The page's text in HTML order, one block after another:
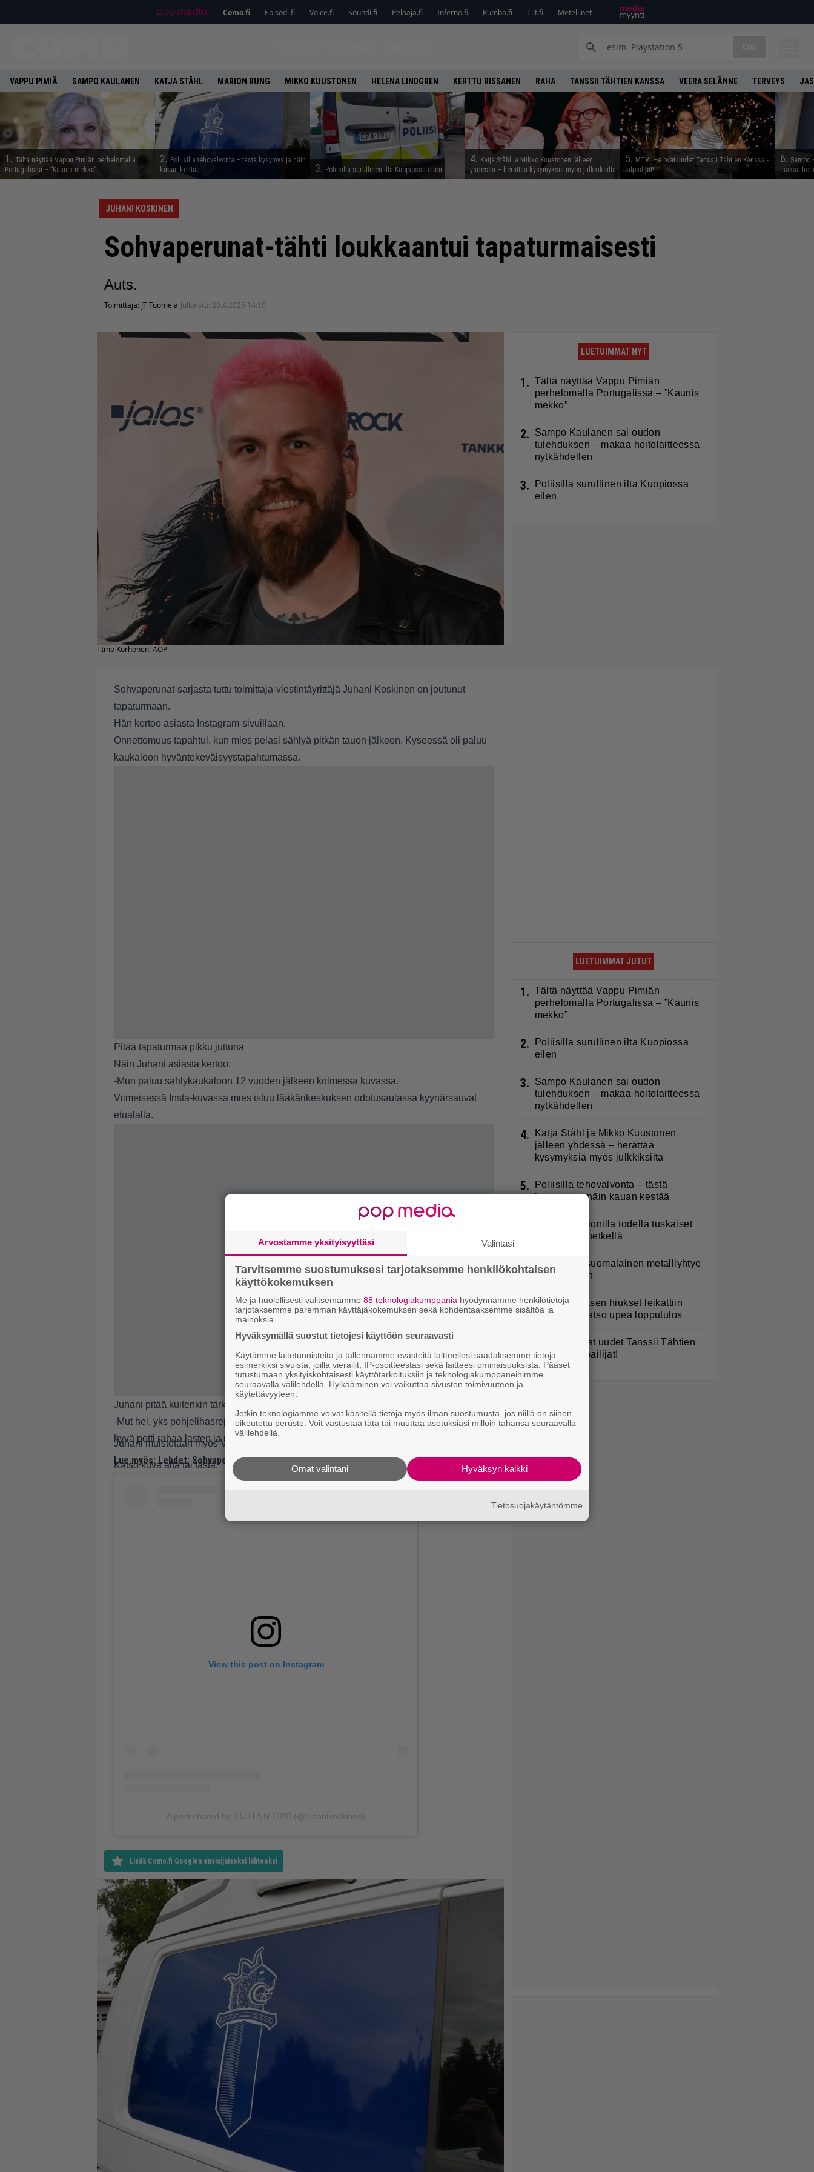
Como.fi Episodi.fi Voice.fi Soundi.fi Pelaaja.fi Inferno.fi Rumba.fi Tilt.fi Meteli.net
VAPPU PIMIÄ SAMPO KAULANEN KATJA STÅHL MARION RUNG MIKKO KUUSTONEN HELENA LINDGREN KERTTU RISSANEN RAHA TANSSII TÄHTIEN KANSSA VEERA SELÄNNE TERVEYS
1. Tältä näyttää Vappu Pimiän perhelomalla
Portugalissa – ”Kaunis mekko”
2. Poliisilla tehovalvonta – tästä kysymys ja näin
kauan kestää
3. Poliisilla surullinen ilta Kuopiossa eilen
4. Katja Ståhl ja Mikko Kuustonen jälleen
yhdessä – herättää kysymyksiä myös julkkiksilta
5.MTV: He ovat uudet Tanssii Tähtien Kanssa -
kilpailijat!
6. Sampo
makaa
JUHANI KOSKINEN
Sohvaperunat-tähti loukkaantui tapaturmaisesti
Auts.
Toimittaja: JT Tuomela Julkaistu: 20.4.2025 14:10
TImo Korhonen, AOP
LUETUIMMAT NYT
1. Tältä näyttää Vappu Pimiän
perhelomalla Portugalissa – ”Kaunis
mekko”
2.
Sampo Kaulanen sai oudon
tulehduksen – makaa hoitolaitteessa
nytkähdellen
3.
Poliisilla surullinen ilta Kuopiossa
eilen
Sohvaperunat-sarjasta tuttu toimittaja-viestintäyrittäjä Juhani Koskinen on joutunut
tapaturmaan.
Hän kertoo asiasta Instagram-sivuillaan.
Onnettomuus tapahtui, kun mies pelasi sählyä pitkän tauon jälkeen. Kyseessä oli paluu
kaukaloon hyväntekeväisyystapahtumassa.
Pitää tapaturmaa pikku juttuna
Näin Juhani asiasta kertoo:
-Mun paluu sählykaukaloon 12 vuoden jälkeen kolmessa kuvassa.
Viimeisessä Insta-kuvassa mies istuu lääkärikeskuksen odotusaulassa kyynärsauvat
etualalla.
Juhani pitää kuitenkin tärkeämpänä sitä, että hyvää saatiin aikaiseksi.
-Mut hei, yks pohjelihasrepeämä on pientä, kun hauskaa oli ja ennen kaikkea kerättiin
hyvä potti rahaa lasten ja nuorten urheiluharrastamiseen, hän kirjoittaa.
Juhani muistetaan myös Veronica Verhon aiempana kumppanina.
Lue myös: Lehdet: Sohvaperunat-Jormaa tähdättiin päähän – sai itse tuomion käräjillä
Katso kuva alta taitästä.
View this post on Instagram
A post shared by J U H A N I 🧙🏼‍♂️ (@juhanikoskinen)
Lisää Como.fi Googlen ensisijaiseksi lähteeksi
LUETUIMMAT JUTUT
1. Tältä näyttää Vappu Pimiän
perhelomalla Portugalissa – ”Kaunis
mekko”
2.
Poliisilla surullinen ilta Kuopiossa
eilen
3.
Sampo Kaulanen sai oudon
tulehduksen – makaa hoitolaitteessa
nytkähdellen
4.
Katja Ståhl ja Mikko Kuustonen
jälleen yhdessä – herättää
kysymyksiä myös julkkiksilta
5.
Poliisilla tehovalvonta – tästä
kysymys ja näin kauan kestää
Laulaja Marionilla todella tuskaiset
paikat tällä hetkellä
7. Rakastettu suomalainen metalliyhtye
tekee paluun
8. Kerttu Rissasen hiukset leikattiin
lyhyeksi – katso upea lopputulos
MTV: He ovat uudet Tanssii Tähtien
Kanssa -kilpailijat!
Arvostamme yksityisyyttäsi Valintasi
Tarvitsemme suostumuksesi tarjotaksemme henkilökohtaisen
käyttökokemuksen
Me ja huolellisesti valitsemamme 88 teknologiakumppania hyödynnämme henkilötietoja
tarjotaksemme paremman käyttäjäkokemuksen sekä kohdentaaksemme sisältöä ja
mainoksia.
Hyväksymällä suostut tietojesi käyttöön seuraavasti
Käytämme laitetunnisteita ja tallennamme evästeitä laitteellesi saadaksemme tietoja
esimerkiksi sivuista, joilla vierailit, IP-osoitteestasi sekä laitteesi ominaisuuksista. Pääset
tutustumaan yksityiskohtaisesti käyttötarkoituksiin ja teknologiakumppaneihimme
seuraavalla välilehdellä. Hylkääminen voi vaikuttaa sivuston toimivuuteen ja
käytettävyyteen.
Jotkin teknologiamme voivat käsitellä tietoja myös ilman suostumusta, jos niillä on siihen
oikeutettu peruste. Voit vastustaa tätä tai muuttaa asetuksiasi milloin tahansa seuraavalla
välilehdellä.
Hyväksyn kaikki
Omat valintani
Tietosuojakäytäntömme